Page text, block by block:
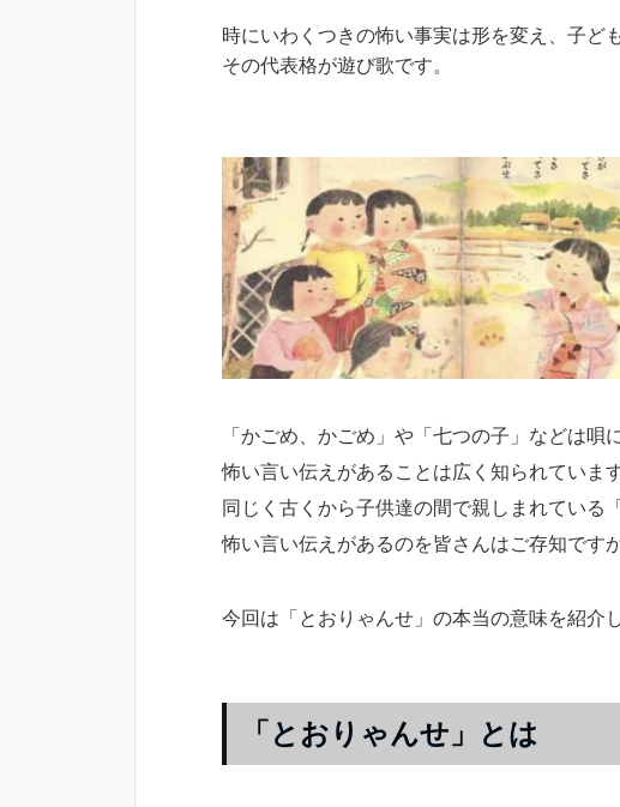
時にいわくつきの怖い事実は形を変え、子ど
その代表格が遊び歌です。
「かごめ、かごめ」や「七つの子」などは唄
怖い言い伝えがあることは広く知られていま
同じく古くから子供達の間で親しまれている
怖い言い伝えがあるのを皆さんはご存知です
今回は「とおりゃんせ」の本当の意味を紹介し
「とおりゃんせ」とは